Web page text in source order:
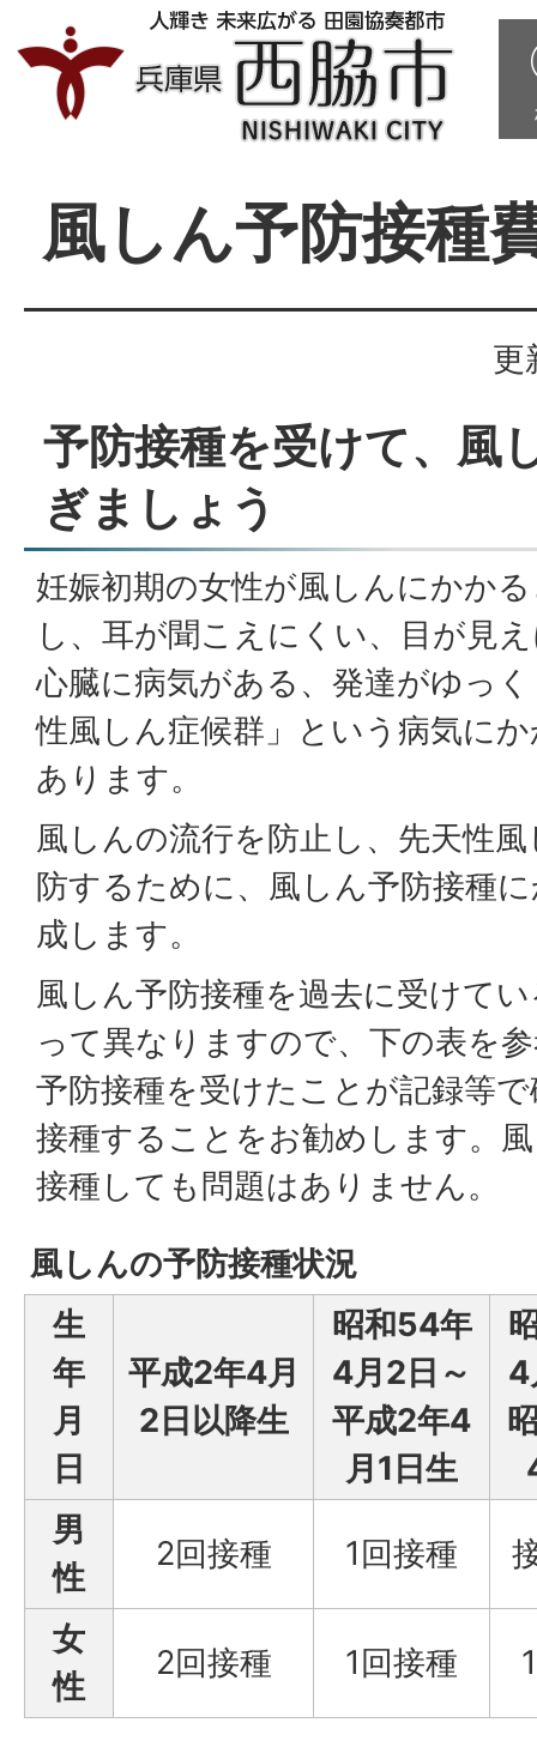
風しん予防接種
更
予防接種を受けて、風
ぎましょう
妊娠初期の女性が風しんにかか
し、耳が聞こえにくい、目が見
心臓に病気がある、発達がゆっ
性風しん症候群」という病気に
あります。
風しんの流行を防止し、先天性
防するために、風しん予防接種
成します。
風しん予防接種を過去に受けて
って異なりますので、下の表を
予防接種を受けたことが記録等
接種することをお勧めします。
接種しても問題はありません。
風しんの予防接種状況
生
年
月
日
平成2年4月
2日以降生
昭和54年
4月2日～
平成2年4
月1日生
4
男
性
2回接種 1回接種
女
性
2回接種 1回接種